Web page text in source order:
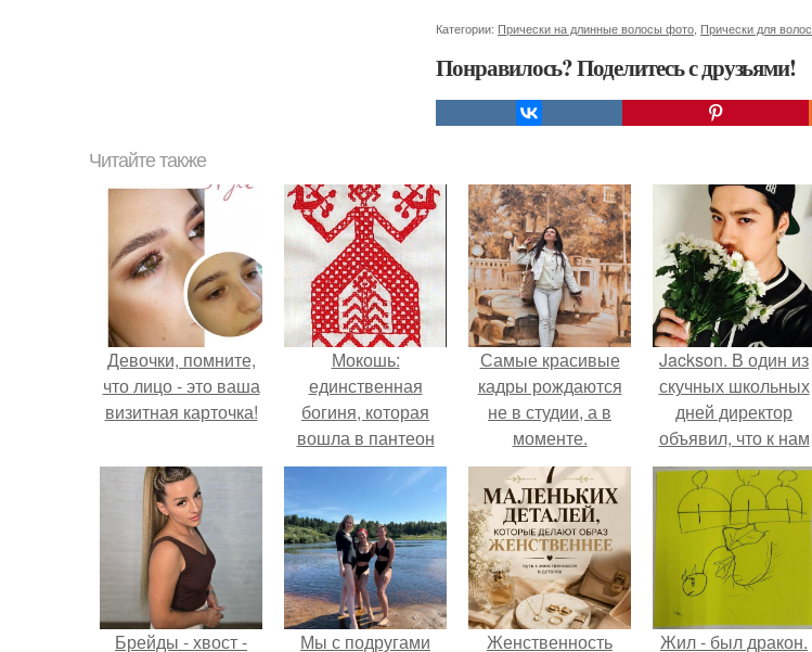
Категории: Прически на длинные волосы фото Прически для волос
Понравилось? Поделитесь с друзьями!
Читайте также
Девочки, помните,
что лицо - это ваша
визитная карточка!
Мокошь:
единственная
богиня, которая
вошла в пантеон
князя Владимира.
Самые красивые
кадры рождаются
не в студии, а в
моменте.
Jackson. В один из
скучных школьных
дней директор
объявил, что к нам
переходит новый
мальчик.
Брейды - хвост - Мы с подругами Женственность Жил - был дракон.